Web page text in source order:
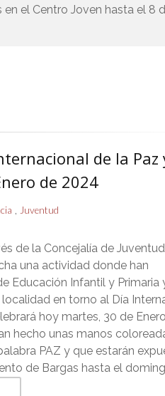
en el Centro Joven hasta el 8
de la Paz
de 2024
,Juventud
de la Concejalía de
una actividad donde han
Educación Infantil y Primaria
localidad en torno al Día
hoy martes, 30 de
hecho unas manos
PAZ y que estarán
de Bargas hasta el